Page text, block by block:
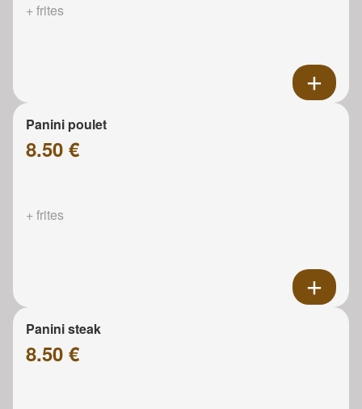
+ frites
Panini poulet
8.50 €
+ frites
Panini steak
8.50 €